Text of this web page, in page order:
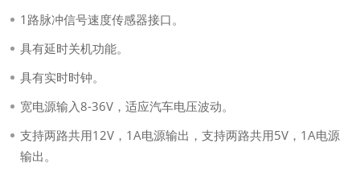
1路脉冲信号速度传感器接口。
具有延时关机功能。
具有实时时钟。
宽电源输入8-36V，适应汽车电压波动。
支持两路共用12V，1A电源输出，支持两路共用5V，1A电源
输出。